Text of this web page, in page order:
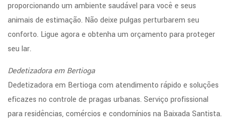
proporcionando um ambiente saudável para você e seus
animais de estimação. Não deixe pulgas perturbarem seu
conforto. Ligue agora e obtenha um orçamento para proteger
seu lar.
Dedetizadora em Bertioga
Dedetizadora em Bertioga com atendimento rápido e soluções
eficazes no controle de pragas urbanas. Serviço profissional
para residências, comércios e condomínios na Baixada Santista.